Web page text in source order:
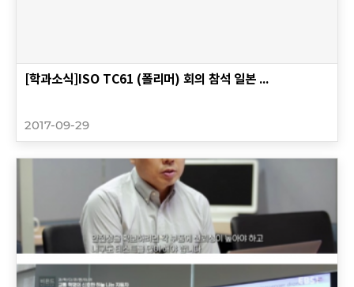
[학과소식]ISO TC61 (폴리머) 회의 참석 일본 ...
2017-09-29